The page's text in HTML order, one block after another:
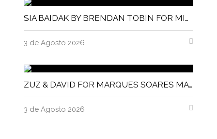
SIA BAIDAK BY BRENDAN TOBIN FOR MISC MAGAZINE
3 de Agosto 2026
ZUZ & DAVID FOR MARQUES SOARES MAGNITUDE MAGAZINE
3 de Agosto 2026